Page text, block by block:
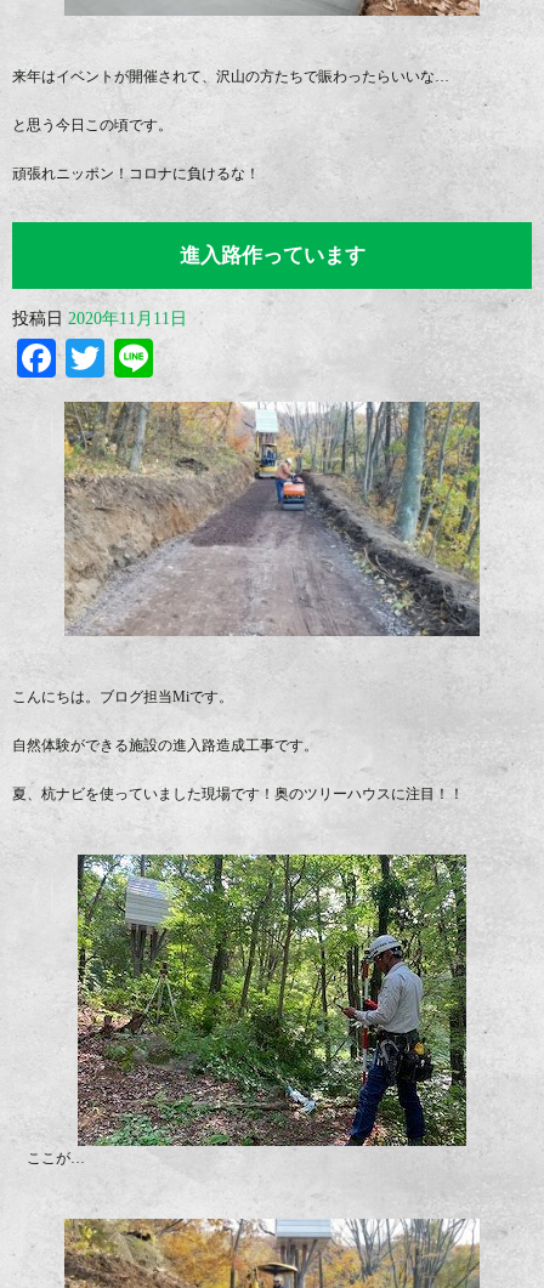
来年はイベントが開催されて、沢山の方たちで賑わったらいいな…
と思う今日この頃です。
頑張れニッポン！コロナに負けるな！
進入路作っています
投稿日 2020年11月11日
Facebook
Twitter
Line
こんにちは。ブログ担当Miです。
自然体験ができる施設の進入路造成工事です。
夏、杭ナビを使っていました現場です！奥のツリーハウスに注目！！
ここが…